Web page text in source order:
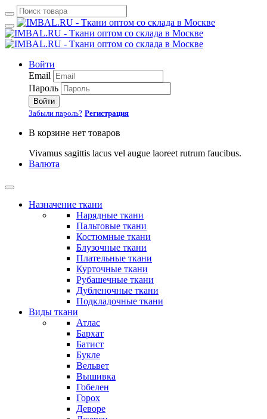
Войти
Email
Пароль
Войти
Забыли пароль? Регистрация
В корзине нет товаров
Vivamus sagittis lacus vel augue laoreet rutrum faucibus.
Валюта
Назначение ткани
Нарядные ткани
Пальтовые ткани
Костюмные ткани
Блузочные ткани
Плательные ткани
Курточные ткани
Рубашечные ткани
Дубленочные ткани
Подкладочные ткани
Виды ткани
Атлас
Бархат
Батист
Букле
Вельвет
Вышивка
Гобелен
Горох
Деворе